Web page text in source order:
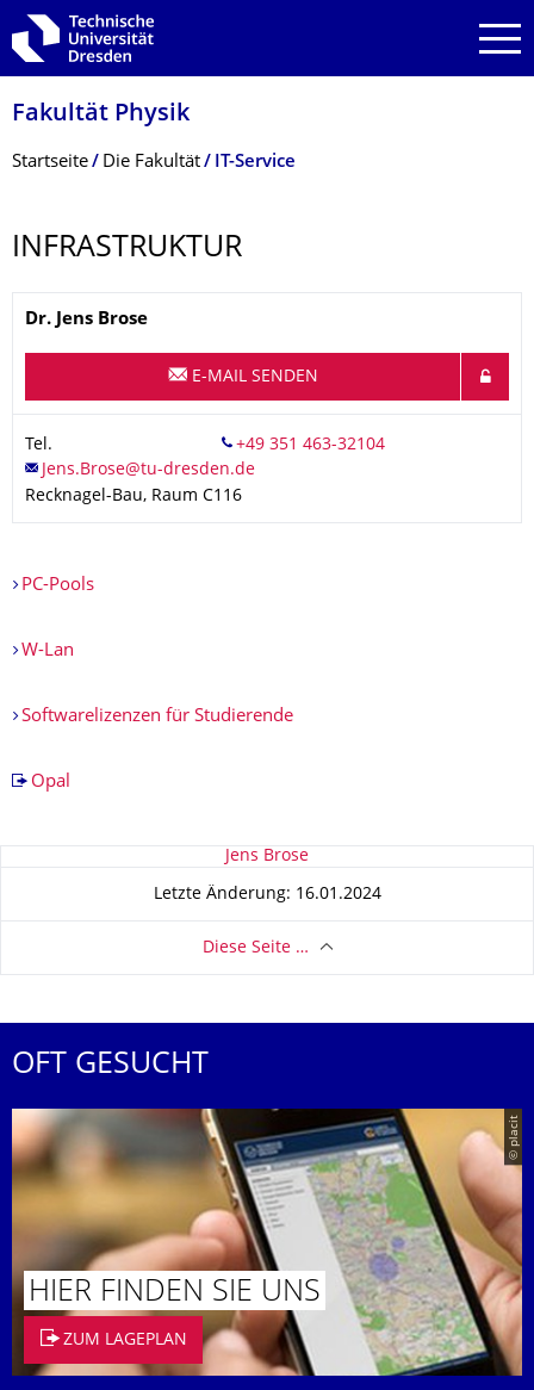
Zur Hauptnavigation springen
Zur Suche springen
Zum Inhalt springen
Fakultät Physik
Breadcrumb-Menü
Startseite Die Fakultät IT-Service
INFRASTRUKTUR
Name
Dr. Jens Brose
E-MAIL SENDEN
Tel.
Recknagel-Bau, Raum C116
PC-Pools
W-Lan
Softwarelizenzen für Studierende
Opal
Zu dieser Seite Jens Brose
Letzte Änderung: 16.01.2024
Diese Seite …
OFT GESUCHT
© placit
HIER FINDEN SIE UNS
ZUM LAGEPLAN